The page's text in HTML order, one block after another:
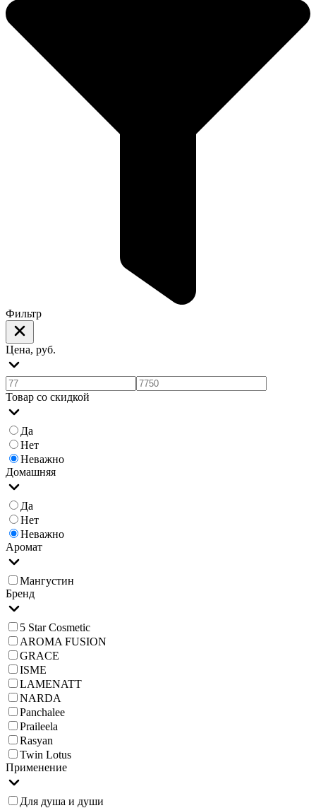
Фильтр
Цена, руб.
Товар со скидкой
Да
Нет
Неважно
Домашняя
Да
Нет
Неважно
Аромат
Мангустин
Бренд
5 Star Cosmetic
AROMA FUSION
GRACE
ISME
LAMENATT
NARDA
Panchalee
Praileela
Rasyan
Twin Lotus
Применение
Для душа и души